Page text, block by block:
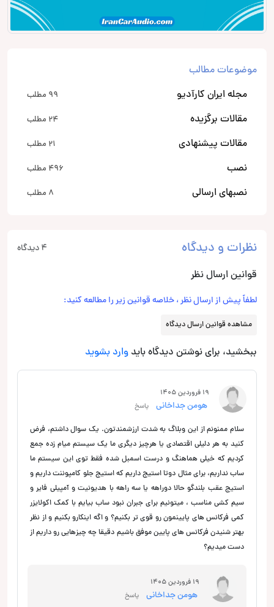
موضوعات مطالب
مجله ایران کارآدیو
99 مطلب
مقالات برگزیده 24 مطلب
مقالات پیشنهادی 21 مطلب
نصب 496 مطلب
نصبهای ارسالی 8 مطلب
نظرات و دیدگاه 4 دیدگاه
قوانین ارسال نظر
لطفاً پیش از ارسال نظر ، خلاصه قوانین زیر را مطالعه کنید:
مشاهده قوانین ارسال دیدگاه
ببخشید، برای نوشتن دیدگاه باید وارد بشوید
19 فروردین 1405
هومن جداخانی پاسخ
سلام ممنونم از این وبلاگ به شدت ارزشمندتون. یک سوال داشتم، فرض
کنید به هر دلیلی اقتصادی یا هرچیز دیگری ما یک سیستم میام زده جمع
کردیم که خیلی هماهنگ و درست اسمبل شده فقط توی این سیستم ما
ساب نداریم، برای مثال دوتا استیج داریم که استیج جلو کامپوننت داریم و
استیج عقب بلندگو حالا دوراهه یا سه راهه با هدیونیت و آمپیلی فایر و
سیم کشی مناسب ، میتونیم برای جبران نبود ساب بیایم با کمک اکولایزر
کمی فرکانس های پایینمون رو قوی تر بکنیم؟ و اگه اینکارو بکنیم و از نظر
بهتر شنیدن فرکانس های پایین موفق باشیم دقیقا چه چیزهایی رو داریم از
دست میدیم؟
19 فروردین 1405
هومن جداخانی پاسخ